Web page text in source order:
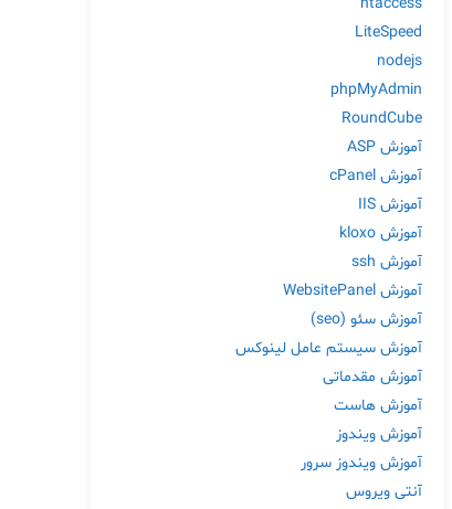
htaccess
LiteSpeed
nodejs
phpMyAdmin
RoundCube
آموزش ASP
آموزش cPanel
آموزش IIS
آموزش kloxo
آموزش ssh
آموزش WebsitePanel
آموزش سئو (seo)
آموزش سیستم عامل لینوکس
آموزش مقدماتی
آموزش هاست
آموزش ویندوز
آموزش ویندوز سرور
آنتی ویروس